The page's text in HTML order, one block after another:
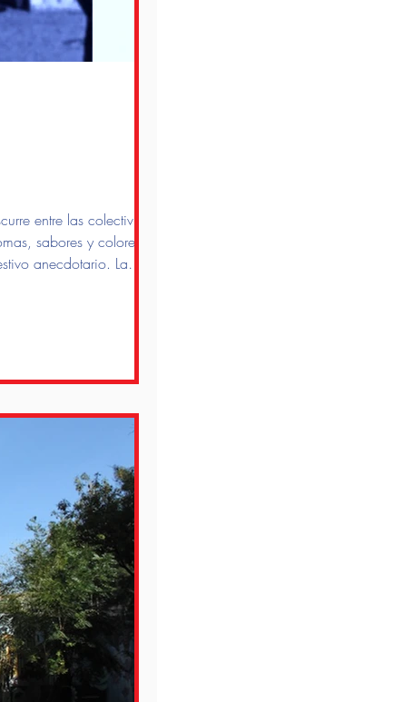
entre las colectividades
sabores y colores que
anecdotario. La